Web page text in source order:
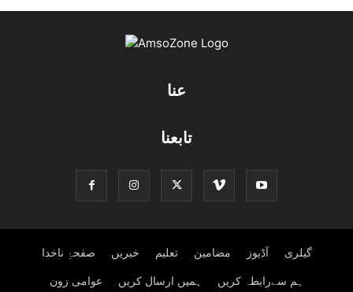
عنا
تابعنا
صفحۂِ ناخدا خبریں تعلیم مضامین آڈیوز گیلری
عوامی زون ہمیں ارسال کریں ہم سےرابطہ کریں